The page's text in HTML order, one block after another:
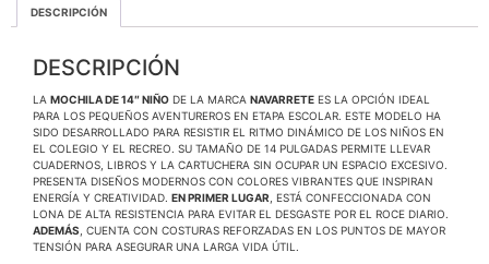
DESCRIPCIÓN
DESCRIPCIÓN
LA MOCHILA DE 14″ NIÑO DE LA MARCA NAVARRETE ES LA OPCIÓN IDEAL
PARA LOS PEQUEÑOS AVENTUREROS EN ETAPA ESCOLAR. ESTE MODELO HA
SIDO DESARROLLADO PARA RESISTIR EL RITMO DINÁMICO DE LOS NIÑOS EN
EL COLEGIO Y EL RECREO. SU TAMAÑO DE 14 PULGADAS PERMITE LLEVAR
CUADERNOS, LIBROS Y LA CARTUCHERA SIN OCUPAR UN ESPACIO EXCESIVO.
PRESENTA DISEÑOS MODERNOS CON COLORES VIBRANTES QUE INSPIRAN
ENERGÍA Y CREATIVIDAD. EN PRIMER LUGAR , ESTÁ CONFECCIONADA CON
LONA DE ALTA RESISTENCIA PARA EVITAR EL DESGASTE POR EL ROCE DIARIO.
ADEMÁS , CUENTA CON COSTURAS REFORZADAS EN LOS PUNTOS DE MAYOR
TENSIÓN PARA ASEGURAR UNA LARGA VIDA ÚTIL.